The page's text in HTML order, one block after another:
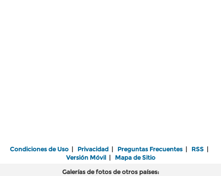
Condiciones de Uso | Privacidad | Preguntas Frecuentes | RSS |
Versión Móvil| Mapa de Sitio
Galerías de fotos de otros países: